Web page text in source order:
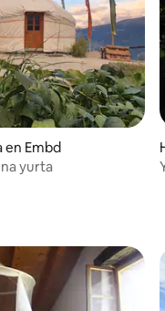
en Embd
yurta